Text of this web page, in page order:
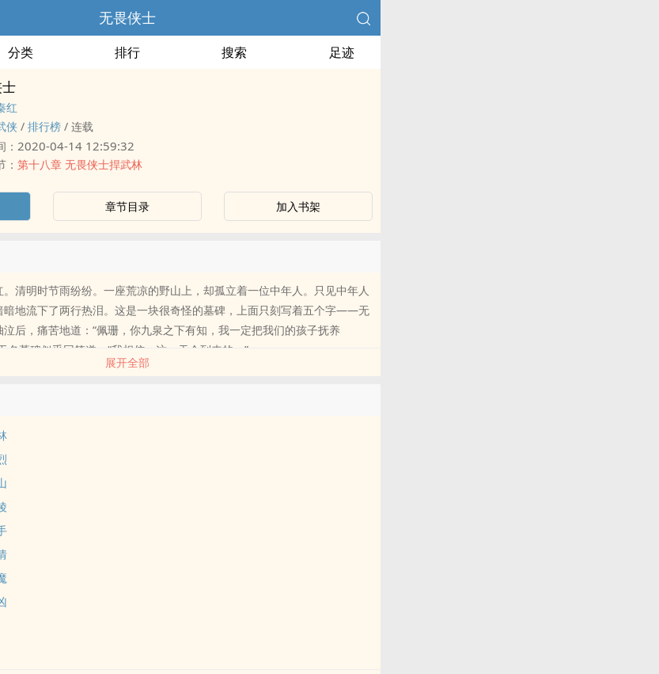
无畏侠士
分类 排行 搜索 足迹
红
侠 / 排行榜 / 连载
： 2020-04-14 12:59:32
： 第十八章 无畏侠士捍武林
章节目录 加入书架
。清明时节雨纷纷。一座荒凉的野山上，却孤立着一位中年人。只见中年人
暗地流下了两行热泪。这是一块很奇怪的墓碑，上面只刻写着五个字——无
后，痛苦地道：“佩珊，你九泉之下有知，我一定把我们的孩子抚养​‌‎
名墓碑似乎回答道：“我相信，这一天会到来的。”
展开全部